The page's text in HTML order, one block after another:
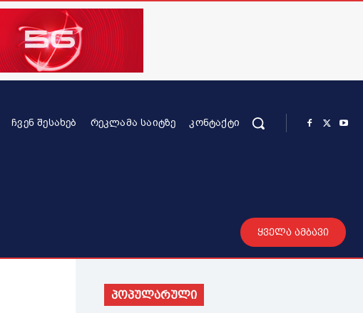
ᲩᲕᲔᲜ ᲨᲔᲡᲐᲮᲔᲑ ᲠᲔᲙᲚᲐᲛᲐ ᲡᲐᲘᲢᲖᲔ ᲙᲝᲜᲢᲐᲥᲢᲘ
ყველა ამბავი
პოპულარული